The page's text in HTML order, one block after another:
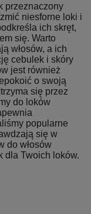
przeznaczony
niesforne loki i
ich skręt,
się. Warto
włosów, a ich
cebulek i skóry
jest również
o swoją
się przez
do loków
popularne
się w
do włosów
dla Twoich loków.